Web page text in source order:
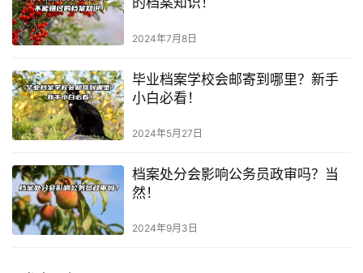
2024年7月8日
毕业档案学校会邮寄到哪里？新手
小白必看！
2024年5月27日
档案处分会影响公务员政审吗？当
然！
2024年9月3日